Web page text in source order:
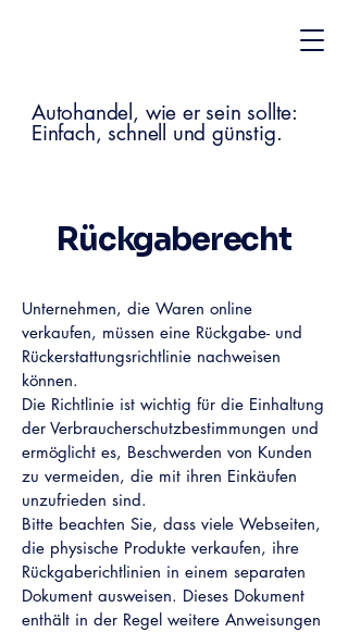
Autohandel, wie er sein sollte:
Einfach, schnell und günstig.
Rückgaberecht
Unternehmen, die Waren online
verkaufen, müssen eine Rückgabe- und
Rückerstattungsrichtlinie nachweisen
können.
Die Richtlinie ist wichtig für die Einhaltung
der Verbraucherschutzbestimmungen und
ermöglicht es, Beschwerden von Kunden
zu vermeiden, die mit ihren Einkäufen
unzufrieden sind.
Bitte beachten Sie, dass viele Webseiten,
die physische Produkte verkaufen, ihre
Rückgaberichtlinien in einem separaten
Dokument ausweisen. Dieses Dokument
enthält in der Regel weitere Anweisungen